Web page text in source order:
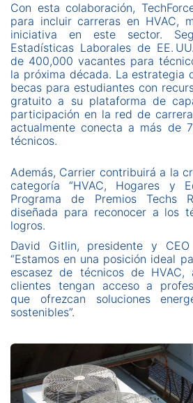
Con esta colaboración,
para incluir carreras en HVAC,
iniciativa en este sector.
Estadísticas Laborales de EE.
de 400,000 vacantes para
la próxima década. La estrategia
becas para estudiantes con
gratuito a su plataforma de
participación en la red de
actualmente conecta a más de
técnicos.
Además, Carrier contribuirá a la
categoría “HVAC, Hogares y
Programa de Premios Techs
diseñada para reconocer a los
logros.
David Gitlin, presidente y
“Estamos en una posición ideal
escasez de técnicos de HVAC,
clientes tengan acceso a
que ofrezcan soluciones
sostenibles”.